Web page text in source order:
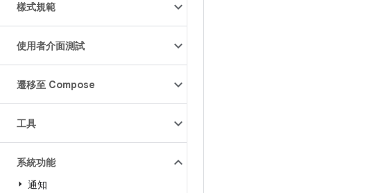
樣式規範
使用者介面測試
遷移至 Compose
工具
系統功能
通知